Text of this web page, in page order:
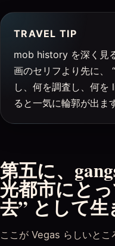
TRAVEL TIP
mob history を深く見
画のセリフより先に、
し、何を調査し、何を
ると一気に輪郭が出ま
第五に、
光都市にと
去” として
ここが Vegas らしいと